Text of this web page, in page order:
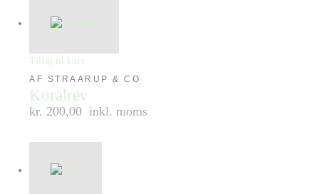
Tilføj til kurv
AF STRAARUP & CO
Koralrev
kr. 200,00 inkl. moms